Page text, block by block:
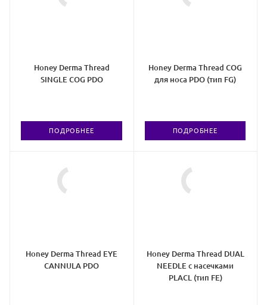
Honey Derma Thread
SINGLE COG PDO
ПОДРОБНЕЕ
Honey Derma Thread COG
для носа PDO (тип FG)
ПОДРОБНЕЕ
Honey Derma Thread EYE
CANNULA PDO
Honey Derma Thread DUAL
NEEDLE c насечками
PLACL (тип FE)